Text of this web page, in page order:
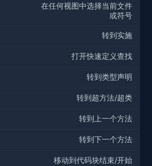
在任何视图中选择当前文件
或符号
转到实施
打开快速定义查找
转到类型声明
转到超方法/超类
转到上一个方法
转到下一个方法
移动到代码块结束/开始